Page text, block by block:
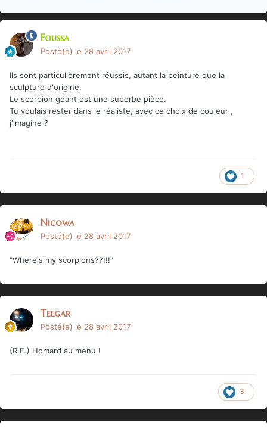
Foussa
Posté(e) le 28 avril 2017
Ils sont particulièrement réussis, autant la peinture que la
sculpture d'origine.
Le scorpion géant est une superbe pièce.
Tu voulais rester dans le réaliste, avec ce choix de couleur ,
j'imagine ?
1
Nicowa
Posté(e) le 28 avril 2017
"Where's my scorpions??!!!"
Telgar
Posté(e) le 28 avril 2017
(R.E.) Homard au menu !
3